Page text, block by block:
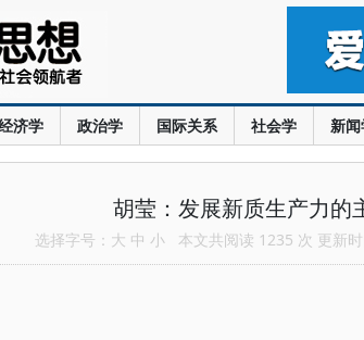
济学 政治学 国际关系 社会学 新
胡莹：发展新质生产力的
选择字号： 大 中 小 本文共阅读 1235 次 更新